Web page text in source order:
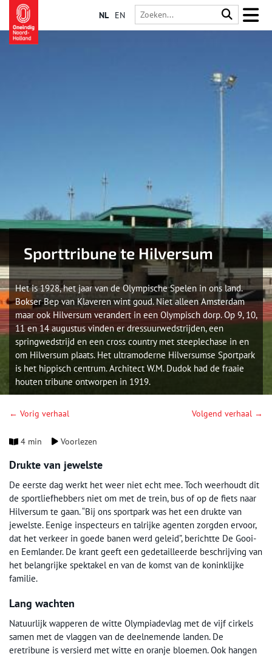
NL EN
Sporttribune te Hilversum
Het is 1928, het jaar van de Olympische Spelen in ons land.
Bokser Bep van Klaveren wint goud. Niet alleen Amsterdam
maar ook Hilversum verandert in een Olympisch dorp. Op 9, 10,
11 en 14 augustus vinden er dressuurwedstrijden, een
springwedstrijd en een cross country met steeplechase in en
om Hilversum plaats. Het ultramoderne Hilversumse Sportpark
is het hippisch centrum. Architect W.M. Dudok had de fraaie
houten tribune ontworpen in 1919.
← Vorig verhaal Volgend verhaal →
4 min Voorlezen
Drukte van jewelste
De eerste dag werkt het weer niet echt mee. Toch weerhoudt dit
de sportliefhebbers niet om met de trein, bus of op de fiets naar
Hilversum te gaan. “Bij ons sportpark was het een drukte van
jewelste. Eenige inspecteurs en talrijke agenten zorgden ervoor,
dat het verkeer in goede banen werd geleid”, berichtte De Gooi-
en Eemlander. De krant geeft een gedetailleerde beschrijving van
het belangrijke spektakel en van de komst van de koninklijke
familie.
Lang wachten
Natuurlijk wapperen de witte Olympiadevlag met de vijf cirkels
samen met de vlaggen van de deelnemende landen. De
eretribune is versierd met witte en oranje bloemen. Ook hangen